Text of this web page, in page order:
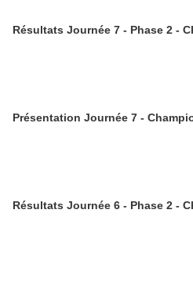
Résultats Journée 7 - Phase 2 -
Présentation Journée 7 -
Résultats Journée 6 - Phase 2 -